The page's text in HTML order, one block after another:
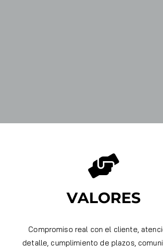
VALORES
Compromiso real con el cliente,
detalle, cumplimiento de plazos,